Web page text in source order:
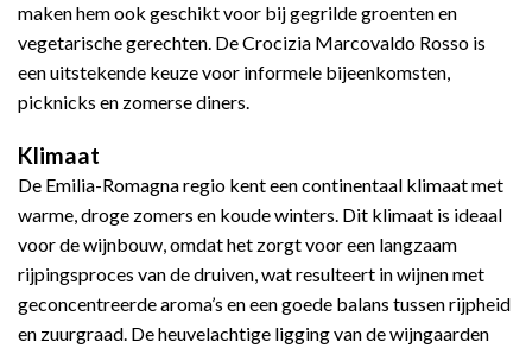
maken hem ook geschikt voor bij gegrilde groenten en
vegetarische gerechten. De Crocizia Marcovaldo Rosso is
een uitstekende keuze voor informele bijeenkomsten,
picknicks en zomerse diners.
Klimaat
De Emilia-Romagna regio kent een continentaal klimaat met
warme, droge zomers en koude winters. Dit klimaat is ideaal
voor de wijnbouw, omdat het zorgt voor een langzaam
rijpingsproces van de druiven, wat resulteert in wijnen met
geconcentreerde aroma’s en een goede balans tussen rijpheid
en zuurgraad. De heuvelachtige ligging van de wijngaarden